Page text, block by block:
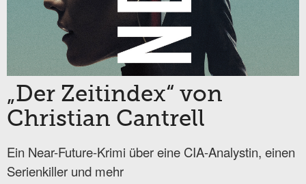
„Der Zeitindex“ von
Christian Cantrell
Ein Near-Future-Krimi über eine CIA-Analystin, einen
Serienkiller und mehr